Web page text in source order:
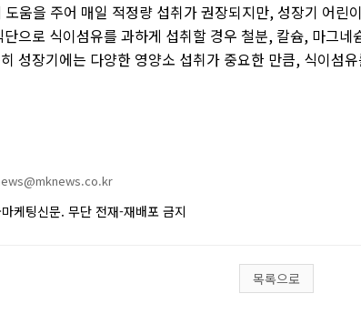
도움을 주어 매일 적정량 섭취가 권장되지만,성장기 어린
으로 식이섬유를 과하게 섭취할 경우 철분, 칼슘, 마그네
성장기에는 다양한 영양소 섭취가 중요한 만큼, 식이섬
케팅신문. 무단 전재-재배포 금지
목록으로